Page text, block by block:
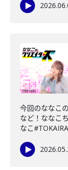
今回のななこ
など！ななこ
なこ